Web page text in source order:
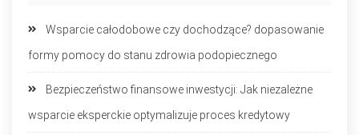
Wsparcie całodobowe czy dochodzące? dopasowanie
formy pomocy do stanu zdrowia podopiecznego
Bezpieczeństwo finansowe inwestycji: Jak niezależne
wsparcie eksperckie optymalizuje proces kredytowy